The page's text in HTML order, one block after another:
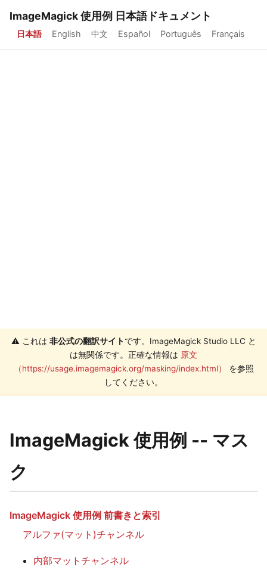
ImageMagick 使用例 日本語ドキュメント
日本語 English 中文 Español Português Français
⚠️ これは 非公式の翻訳サイトです。ImageMagick Studio LLC と
は無関係です。正確な情報は 原文
（https://usage.imagemagick.org/masking/index.html）
を参照
してください。
ImageMagick 使用例 -- マス
ク
ImageMagick 使用例 前書きと索引
アルファ(マット)チャンネル
内部マットチャンネル